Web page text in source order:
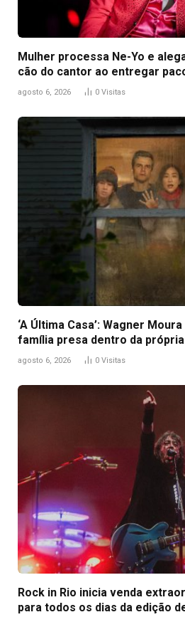
Mulher processa Ne-Yo e
cão do cantor ao entregar
agosto 6, 2026 0 Visitas
‘A Última Casa’: Wagner
família presa dentro da
agosto 6, 2026 0 Visitas
Rock in Rio inicia venda
para todos os dias da edição